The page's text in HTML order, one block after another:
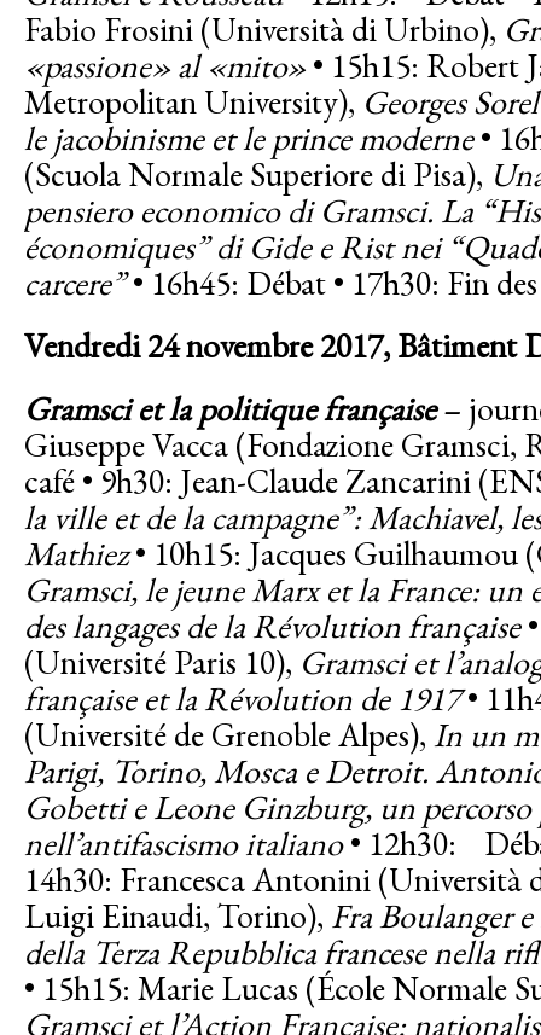
Fabio Frosini (Università di Urbino),
«passione» al «mito»• 15h15: Robert
Metropolitan University), Georges
le jacobinisme et le prince moderne•
(Scuola Normale Superiore di Pisa),
pensiero economico di Gramsci. La
économiques” di Gide e Rist nei
carcere”• 16h45: Débat • 17h30: Fin
Vendredi 24 novembre 2017,Bâtiment
Gramsci et la politique française–
Giuseppe Vacca(Fondazione Gramsci,
café • 9h30: Jean-Claude Zancarini
la ville et de la campagne”: Machiavel,
Mathiez• 10h15: Jacques Guilhaumou
Gramsci, le jeune Marx et la France: un
des langages de la Révolution française
(Université Paris 10), Gramsci et
française et la Révolution de 1917•
(Université de Grenoble Alpes),In un
Parigi, Torino, Mosca e Detroit.
Gobetti e Leone Ginzburg, un percorso
nell’antifascismo italiano• 12h30:
14h30: Francesca Antonini (Università
Luigi Einaudi, Torino), Fra Boulanger
della Terza Repubblica francese nella
• 15h15: Marie Lucas (École Normale
Gramsci et l’Action Française: